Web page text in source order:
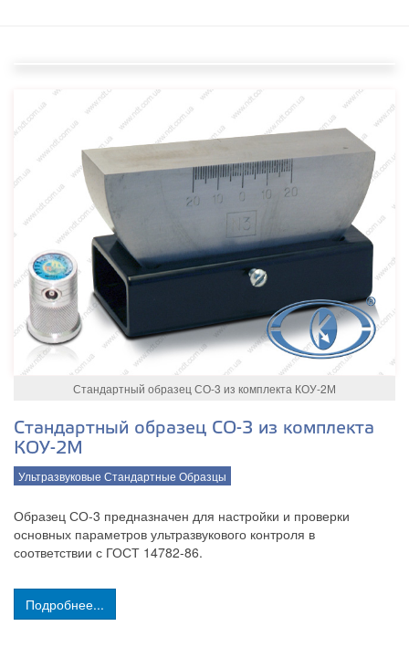
Стандартный образец СО-3 из комплекта КОУ-2М
Стандартный образец СО-3 из комплекта
КОУ-2М
Ультразвуковые Стандартные Образцы
Образец СО-3 предназначен для настройки и проверки
основных параметров ультразвукового контроля в
соответствии с ГОСТ 14782-86.
Подробнее...